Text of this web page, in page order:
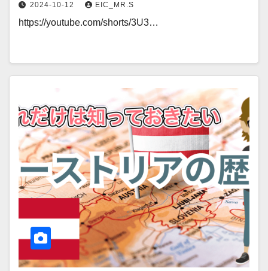
2024-10-12 EIC_MR.S
https://youtube.com/shorts/3U3…